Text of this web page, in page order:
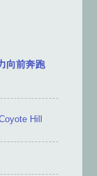
向前奔跑
Hill